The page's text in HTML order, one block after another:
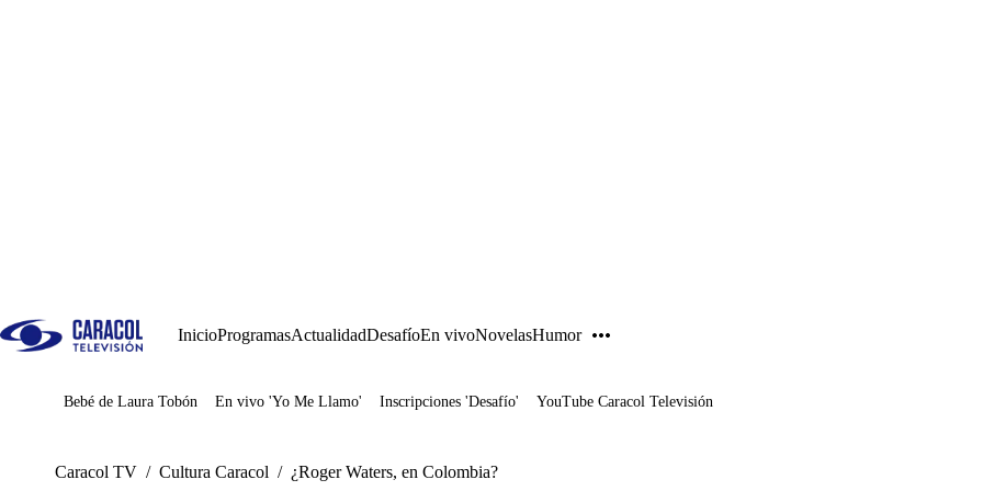
InicioProgramasActualidadDesafíoEn vivoNovelasHumor
Juegos
Bebé de Laura Tobón En vivo 'Yo Me Llamo' Inscripciones 'Desafío' YouTube Caracol Televisión
Caracol TV / Cultura Caracol / ¿Roger Waters, en Colombia?